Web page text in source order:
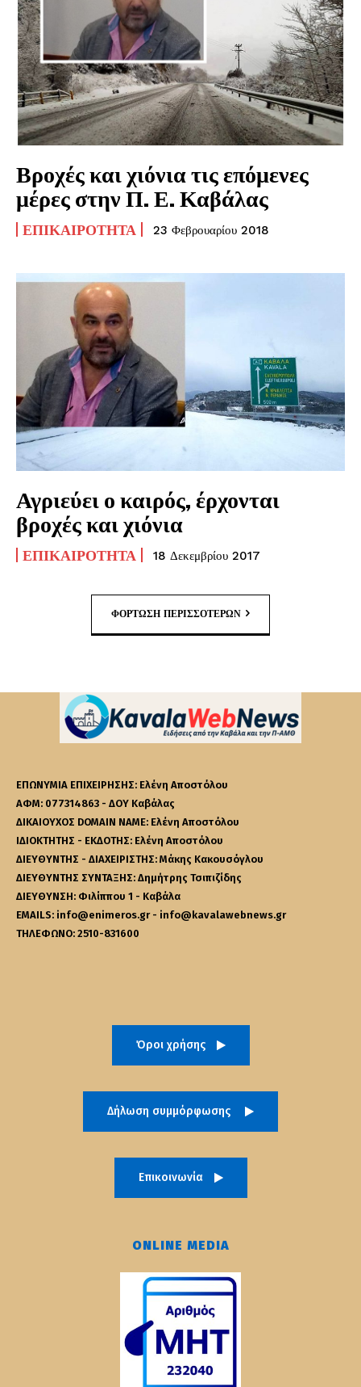
Βροχές και χιόνια τις επόμενες
μέρες στην Π. Ε. Καβάλας
ΕΠΙΚΑΙΡΌΤΗΤΑ 23 Φεβρουαρίου 2018
Αγριεύει ο καιρός, έρχονται
βροχές και χιόνια
ΕΠΙΚΑΙΡΌΤΗΤΑ 18 Δεκεμβρίου 2017
ΦΌΡΤΩΣΗ ΠΕΡΙΣΣΟΤΈΡΩΝ
ΕΠΩΝΥΜΙΑ ΕΠΙΧΕΙΡΗΣΗΣ: Ελένη Αποστόλου
ΑΦΜ: 077314863 - ΔΟΥ Καβάλας
ΔΙΚΑΙΟΥΧΟΣ DOMAIN NAME: Ελένη Αποστόλου
ΙΔΙΟΚΤΗΤΗΣ - ΕΚΔΟΤΗΣ: Ελένη Αποστόλου
ΔΙΕΥΘΥΝΤΗΣ - ΔΙΑΧΕΙΡΙΣΤΗΣ: Μάκης Κακουσόγλου
ΔΙΕΥΘΥΝΤΗΣ ΣΥΝΤΑΞΗΣ: Δημήτρης Τσιπιζίδης
ΔΙΕΥΘΥΝΣΗ: Φιλίππου 1 - Καβάλα
EMAILS: info@enimeros.gr - info@kavalawebnews.gr
ΤΗΛΕΦΩΝΟ: 2510-831600
Όροι χρήσης
Δήλωση συμμόρφωσης
Επικοινωνία
ONLINE MEDIA